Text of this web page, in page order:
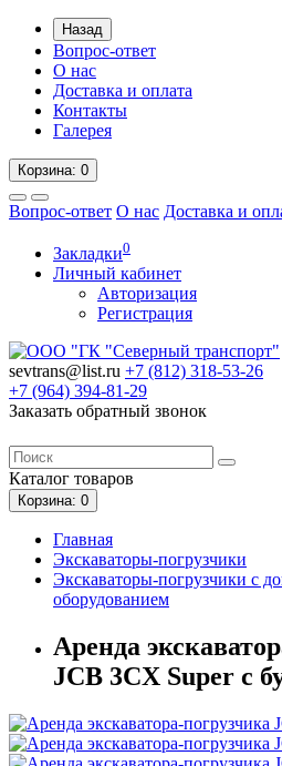
Назад
Вопрос-ответ
О нас
Доставка и оплата
Контакты
Галерея
Корзина: 0
Вопрос-ответ О нас Доставка и
Закладки0
Личный кабинет
Авторизация
Регистрация
sevtrans@list.ru +7 (812) 318-53-26
+7 (964) 394-81-29
Заказать обратный звонок
Каталог товаров
Корзина: 0
Главная
Экскаваторы-погрузчики
Экскаваторы-погрузчики с
оборудованием
Аренда
JCB 3CX Super с